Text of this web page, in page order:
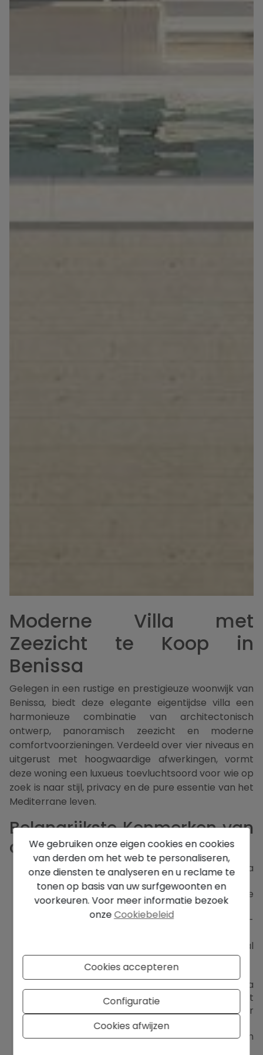
Moderne Villa met
Zeezicht te Koop in
Benissa
Gelegen in een rustige en prestigieuze woonwijk van
Benissa, biedt deze elegante eigentijdse villa een
harmonieuze combinatie van architectonisch
ontwerp, panoramisch zeezicht en moderne
comfortvoorzieningen. Verdeeld over vier niveaus en
uitgerust met hoogwaardige afwerkingen, vormt
deze woning een luxueus toevluchtsoord voor wie op
zoek is naar stijl, privacy en de pure essentie van het
Mediterrane leven.
Belangrijkste Kenmerken van
deze Villa in Benissa
Verhoogde ligging in de heuvels van Benissa
met uitzicht op zee en bergen
Vier ruime slaapkamers, allemaal met en-suite
badkamers
Open woon-, eet- en keukenruimte met vloer-
Volledig uitgeruste keuken met centraal
kookeiland
Uitgebreide terrassen en een privézwembad
Twee kelderniveaus: één met extra
slaapkamers en wasruimte, de andere met
fitnessruimte, wijnkelder en een garage voor
Lift en interne trap die alle verdiepingen
We gebruiken onze eigen cookies en cookies
van derden om het web te personaliseren,
onze diensten te analyseren en u reclame te
tonen op basis van uw surfgewoonten en
voorkeuren. Voor meer informatie bezoek
onzeCookiebeleid
Cookies accepteren
Configuratie
Cookies afwijzen